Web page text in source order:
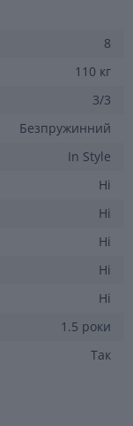
8
110 кг
3/3
Безпружинний
In Style
Ні
Ні
Ні
Ні
Ні
1.5 роки
Так